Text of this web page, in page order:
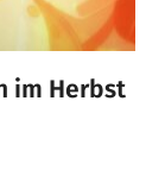
im Herbst